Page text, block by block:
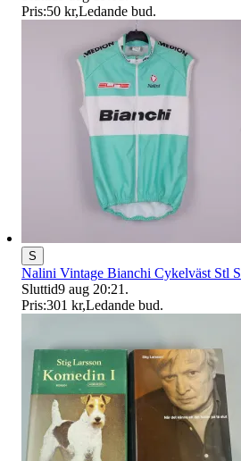
Pris:50 kr,Ledande bud.
S
Nalini Vintage Bianchi Cykelväst Stl S
Sluttid9 aug 20:21 .
Pris:301 kr,Ledande bud.